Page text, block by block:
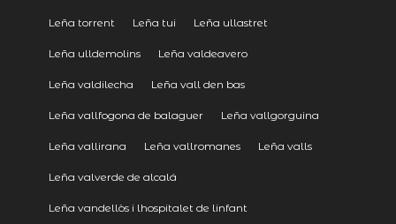
Leña torrent Leña tui Leña ullastret
Leña ulldemolins Leña valdeavero
Leña valdilecha Leña vall den bas
Leña vallfogona de balaguer Leña vallgorguina
Leña vallirana Leña vallromanes Leña valls
Leña valverde de alcalá
Leña vandellòs i lhospitalet de linfant